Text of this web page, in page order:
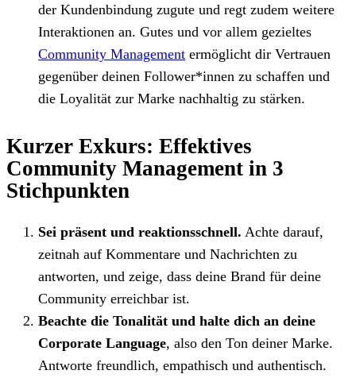
der Kundenbindung zugute und regt zudem weitere
Interaktionen an. Gutes und vor allem gezieltes
Community Management ermöglicht dir Vertrauen
gegenüber deinen Follower*innen zu schaffen und
die Loyalität zur Marke nachhaltig zu stärken.
Kurzer Exkurs: Effektives
Community Management in 3
Stichpunkten
Sei präsent und reaktionsschnell. Achte darauf,
zeitnah auf Kommentare und Nachrichten zu
antworten, und zeige, dass deine Brand für deine
Community erreichbar ist.
Beachte die Tonalität und halte dich an deine
Corporate Language, also den Ton deiner Marke.
Antworte freundlich, empathisch und authentisch.